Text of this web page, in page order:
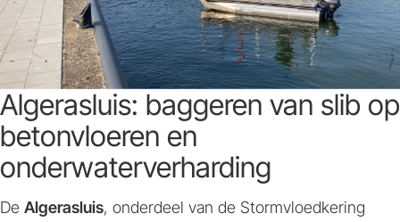
Algerasluis: baggeren van slib op
betonvloeren en
onderwaterverharding
De Algerasluis, onderdeel van de Stormvloedkering